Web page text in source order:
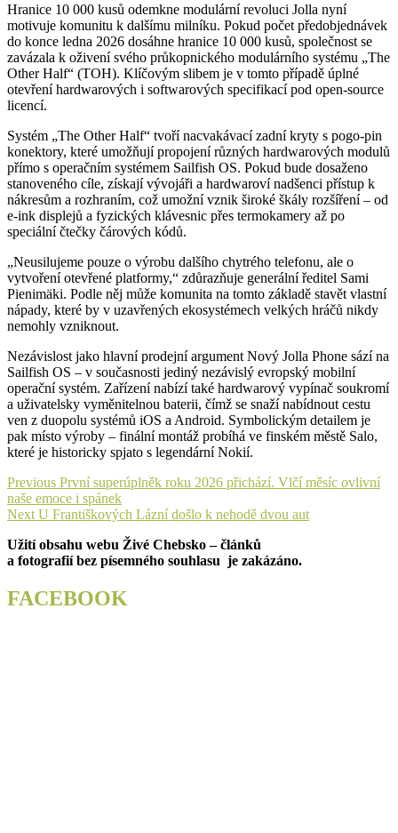
Hranice 10 000 kusů odemkne modulární revoluci Jolla nyní
motivuje komunitu k dalšímu milníku. Pokud počet předobjednávek
do konce ledna 2026 dosáhne hranice 10 000 kusů, společnost se
zavázala k oživení svého průkopnického modulárního systému „The
Other Half“ (TOH). Klíčovým slibem je v tomto případě úplné
otevření hardwarových i softwarových specifikací pod open-source
licencí.
Systém „The Other Half“ tvoří nacvakávací zadní kryty s pogo-pin
konektory, které umožňují propojení různých hardwarových modulů
přímo s operačním systémem Sailfish OS. Pokud bude dosaženo
stanoveného cíle, získají vývojáři a hardwaroví nadšenci přístup k
nákresům a rozhraním, což umožní vznik široké škály rozšíření – od
e-ink displejů a fyzických klávesnic přes termokamery až po
speciální čtečky čárových kódů.
„Neusilujeme pouze o výrobu dalšího chytrého telefonu, ale o
vytvoření otevřené platformy,“ zdůrazňuje generální ředitel Sami
Pienimäki. Podle něj může komunita na tomto základě stavět vlastní
nápady, které by v uzavřených ekosystémech velkých hráčů nikdy
nemohly vzniknout.
Nezávislost jako hlavní prodejní argument Nový Jolla Phone sází na
Sailfish OS – v současnosti jediný nezávislý evropský mobilní
operační systém. Zařízení nabízí také hardwarový vypínač soukromí
a uživatelsky vyměnitelnou baterii, čímž se snaží nabídnout cestu
ven z duopolu systémů iOS a Android. Symbolickým detailem je
pak místo výroby – finální montáž probíhá ve finském městě Salo,
které je historicky spjato s legendární Nokií.
Navigace
pro
příspěvek
Previous Previous
post:
První superúplněk roku 2026 přichází. Vlčí měsíc ovlivní
naše emoce i spánek
Next Next
U Františkových Lázní došlo k nehodě dvou aut
Užití obsahu webu Živé Chebsko – článků
a fotografií bez písemného souhlasu je zakázáno.
FACEBOOK